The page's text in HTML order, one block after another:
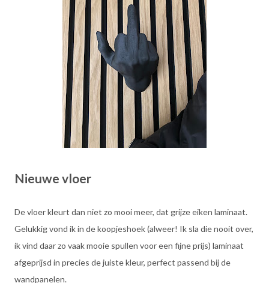
Nieuwe vloer
De vloer kleurt dan niet zo mooi meer, dat grijze eiken laminaat.
Gelukkig vond ik in de koopjeshoek (alweer! Ik sla die nooit over,
ik vind daar zo vaak mooie spullen voor een fijne prijs) laminaat
afgeprijsd in precies de juiste kleur, perfect passend bij de
wandpanelen.